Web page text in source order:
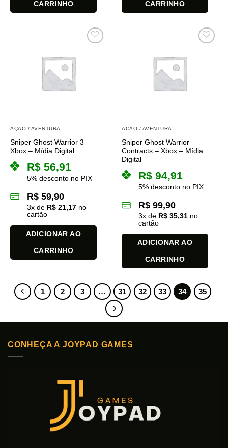
CARRINHO CARRINHO
AÇÃO / AVENTURA
Sniper Ghost Warrior 3 –
Xbox – Mídia Digital
R$ 56,91
5% desconto no PIX
R$ 59,90
3x de R$ 21,17 no
cartão
ADICIONAR AO
CARRINHO
AÇÃO / AVENTURA
Sniper Ghost Warrior
Contracts – Xbox – Mídia
Digital
R$ 94,91
5% desconto no PIX
R$ 99,90
3x de R$ 35,31 no
cartão
ADICIONAR AO
CARRINHO
1 2 3 … 31 32 33 34 35
CONHEÇA A JOYPAD GAMES